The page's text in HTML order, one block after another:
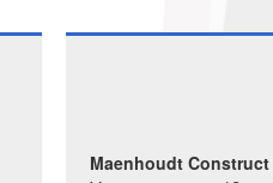
Maenhoudt Construct